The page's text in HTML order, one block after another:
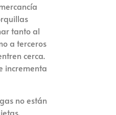
tanto al
a terceros
cerca.
incrementa
no están